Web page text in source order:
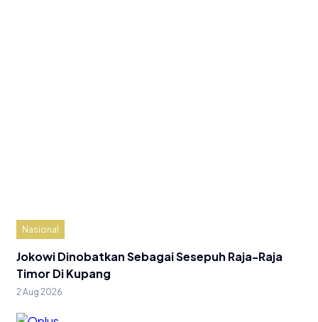
Nasional
Jokowi Dinobatkan Sebagai Sesepuh Raja-Raja
Timor Di Kupang
2 Aug 2026